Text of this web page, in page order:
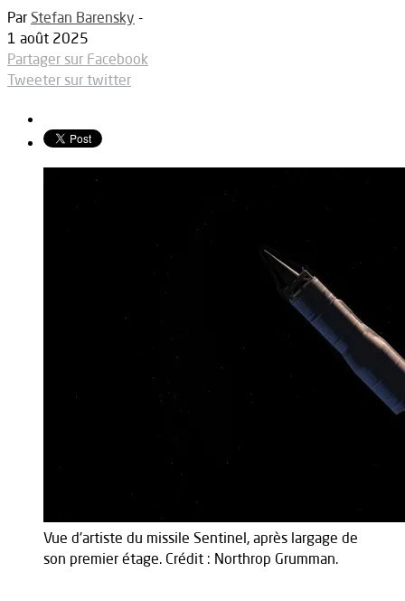
Par Stefan Barensky -
1 août 2025
Partager sur Facebook
Tweeter sur twitter
Vue d'artiste du missile Sentinel, après largage de
son premier étage. Crédit : Northrop Grumman.